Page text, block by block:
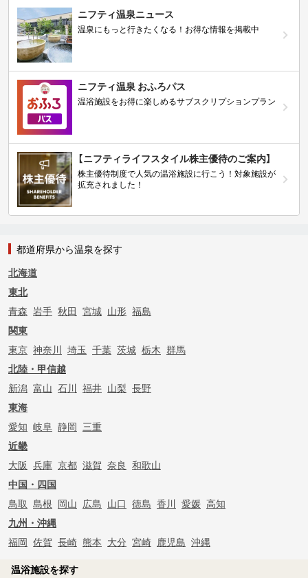
ニフティ温泉ニュース
温泉にもっと行きたくなる！お得な情報を掲載中
ニフティ温泉 おふろパス
温浴施設をお得に楽しめるサブスクリプションプラン
【ニフティライフスタイル株主優待のご案内】
株主優待制度で人気の温浴施設に行こう！対象施設が
拡充されました！
都道府県から温泉を探す
北海道
東北
青森 岩手 秋田 宮城 山形 福島
関東
東京 神奈川 埼玉 千葉 茨城 栃木 群馬
北陸・甲信越
新潟 富山 石川 福井 山梨 長野
東海
愛知 岐阜 静岡 三重
近畿
大阪 兵庫 京都 滋賀 奈良 和歌山
中国・四国
鳥取 島根 岡山 広島 山口 徳島 香川 愛媛 高知
九州・沖縄
福岡 佐賀 長崎 熊本 大分 宮崎 鹿児島 沖縄
温浴施設を探す